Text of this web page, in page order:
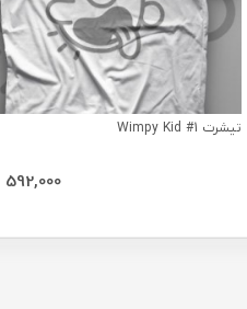
تیشرت Wimpy Kid #1
592,000